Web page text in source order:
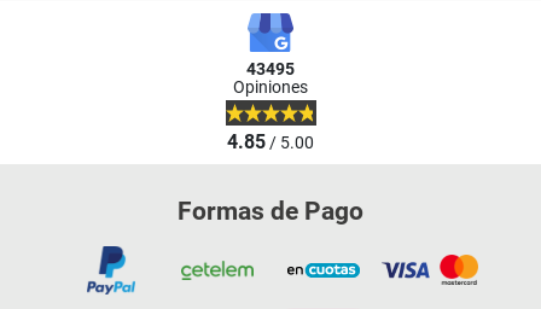
43495
Opiniones
4.85/ 5.00
Formas de Pago